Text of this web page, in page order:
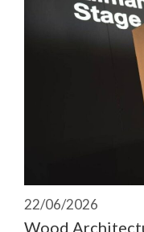
22/06/2026
Wood